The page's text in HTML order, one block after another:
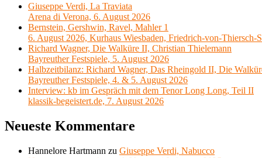
Giuseppe Verdi, La Traviata
Arena di Verona, 6. August 2026
Bernstein, Gershwin, Ravel, Mahler 1
6. August 2026, Kurhaus Wiesbaden, Friedrich-von-Thiersch-
Richard Wagner, Die Walküre II, Christian Thielemann
Bayreuther Festspiele, 5. August 2026
Halbzeitbilanz: Richard Wagner, Das Rheingold II, Die
Bayreuther Festspiele, 4. & 5. August 2026
Interview: kb im Gespräch mit dem Tenor Long Long, Teil II
klassik-begeistert.de, 7. August 2026
Neueste Kommentare
Hannelore Hartmann zu Giuseppe Verdi, Nabucco